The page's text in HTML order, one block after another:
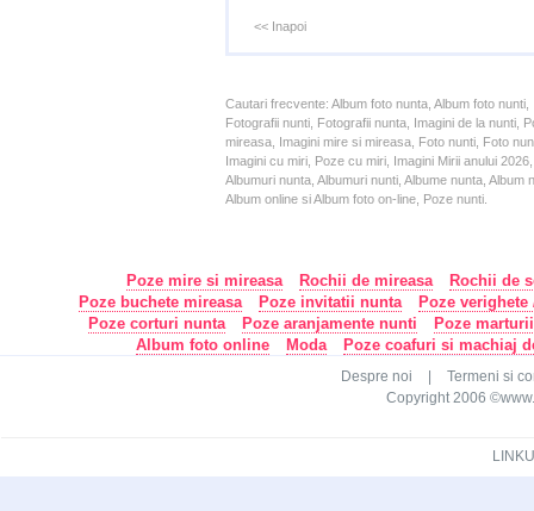
<< Inapoi
Cautari frecvente: Album foto nunta, Album foto
Fotografii nunti, Fotografii nunta, Imagini de la nunti,
mireasa, Imagini mire si mireasa, Foto nunti, Foto
Imagini cu miri, Poze cu miri, Imagini Mirii anului
Albumuri nunta, Albumuri nunti, Albume nunta,
Album online si Album foto on-line, Poze nunti.
Poze mire si mireasa Rochii de mireasa
Rochii de
Poze buchete mireasa
Poze invitatii nunta
Poze
Poze corturi nunta
Poze aranjamente nunti
Poze
Album foto online
Moda Poze coafuri si machiaj
Despre noi
Termeni si
Copyright 2006